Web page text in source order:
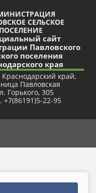
СЕЛЬСКОЕ
ПОСЕЛЕНИЕ
сайт
Павловского
поселения
края
Краснодарский край,
Павловская
Горького, 305
+7(86191)5-22-95